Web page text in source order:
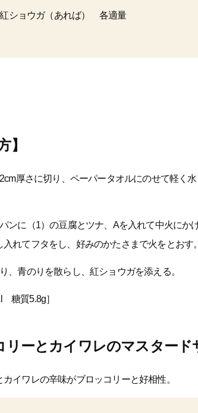
ショウガ（あれば） 各適量
】
厚さに切り、ペーパータオルにのせて軽く
ンに（1）の豆腐とツナ、Aを入れて中火にか
れてフタをし、好みのかたさまで火をとおす。
、青のりを散らし、紅ショウガを添える。
糖質5.8g］
リーとカイワレのマスタード
イワレの辛味がブロッコリーと好相性。